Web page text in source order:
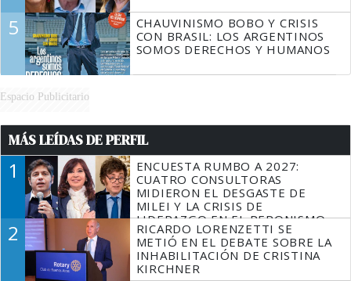
5
CHAUVINISMO BOBO Y CRISIS
CON BRASIL: LOS ARGENTINOS
SOMOS DERECHOS Y HUMANOS
Espacio Publicitario
MÁS LEÍDAS DE PERFIL
1
ENCUESTA RUMBO A 2027:
CUATRO CONSULTORAS
MIDIERON EL DESGASTE DE
MILEI Y LA CRISIS DE
LIDERAZGO EN EL PERONISMO
2
RICARDO LORENZETTI SE
METIÓ EN EL DEBATE SOBRE LA
INHABILITACIÓN DE CRISTINA
KIRCHNER